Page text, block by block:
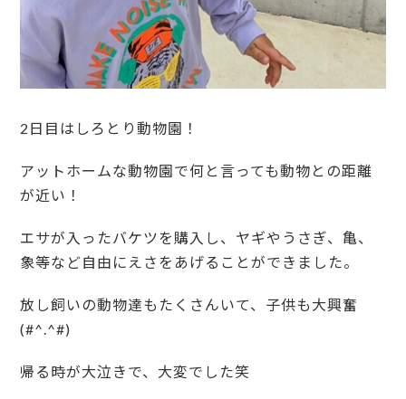
2日目はしろとり動物園！
アットホームな動物園で何と言っても動物との距離
が近い！
エサが入ったバケツを購入し、ヤギやうさぎ、亀、
象等など自由にえさをあげることができました。
放し飼いの動物達もたくさんいて、子供も大興奮
(#^.^#)
帰る時が大泣きで、大変でした笑